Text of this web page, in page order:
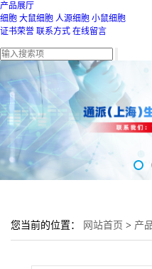
产品展厅
细胞 大鼠细胞 人源细胞 小鼠细胞
证书荣誉 联系方式 在线留言
您当前的位置： 网站首页 > 产